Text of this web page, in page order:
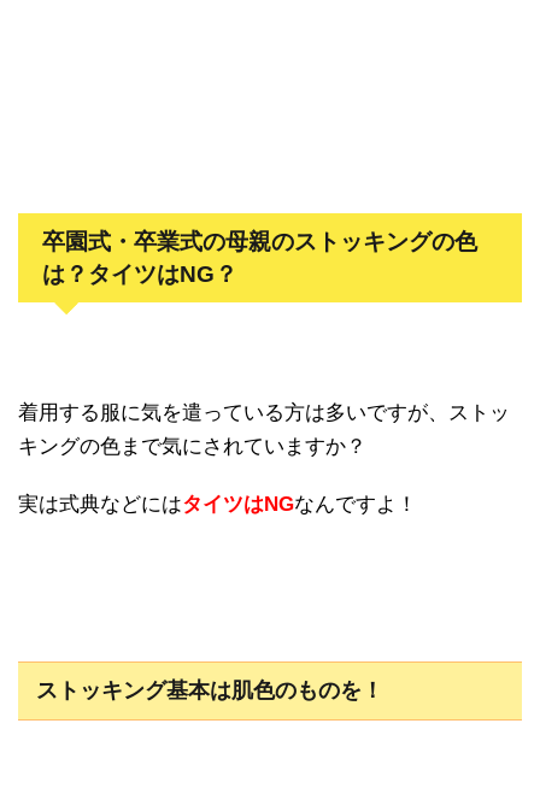
卒園式・卒業式の母親のストッキングの色
は？タイツはNG？
着用する服に気を遣っている方は多いですが、ストッ
キングの色まで気にされていますか？
実は式典などにはタイツはNGなんですよ！
ストッキング基本は肌色のものを！